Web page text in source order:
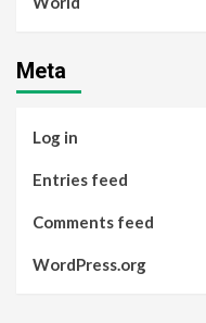
Meta
Log in
Entries feed
Comments feed
WordPress.org